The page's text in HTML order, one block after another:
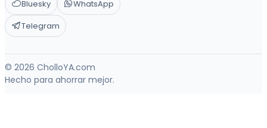
Bluesky
WhatsApp
Telegram
© 2026 CholloYA.com
Hecho para ahorrar mejor.